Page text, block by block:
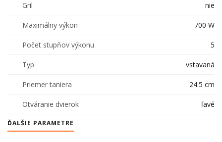
Gril nie
Maximálny výkon 700 W
Počet stupňov výkonu 5
Typ vstavaná
Priemer taniera 24.5 cm
Otváranie dvierok ľavé
ĎALŠIE PARAMETRE